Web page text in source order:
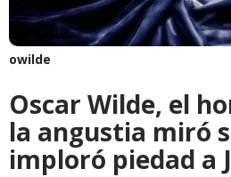
owilde
Oscar Wilde, el
la angustia miró
imploró piedad a